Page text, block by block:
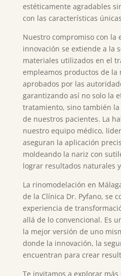
estéticamente agradables
con las características
Nuestro compromiso con la
innovación se extiende a la
materiales utilizados en el
empleamos productos de la
aprobados por las
garantizando así no solo la
tratamiento, sino también
de nuestros pacientes. La
nuestro equipo médico,
aseguran la aplicación
moldeando la nariz con
lograr resultados naturales
La rinomodelación en
de la Clínica Dr. Pyfano, se
experiencia de
allá de lo convencional. Es
la mejor versión de uno
donde la innovación, la
encuentran para crear
Te invitamos a explorar más